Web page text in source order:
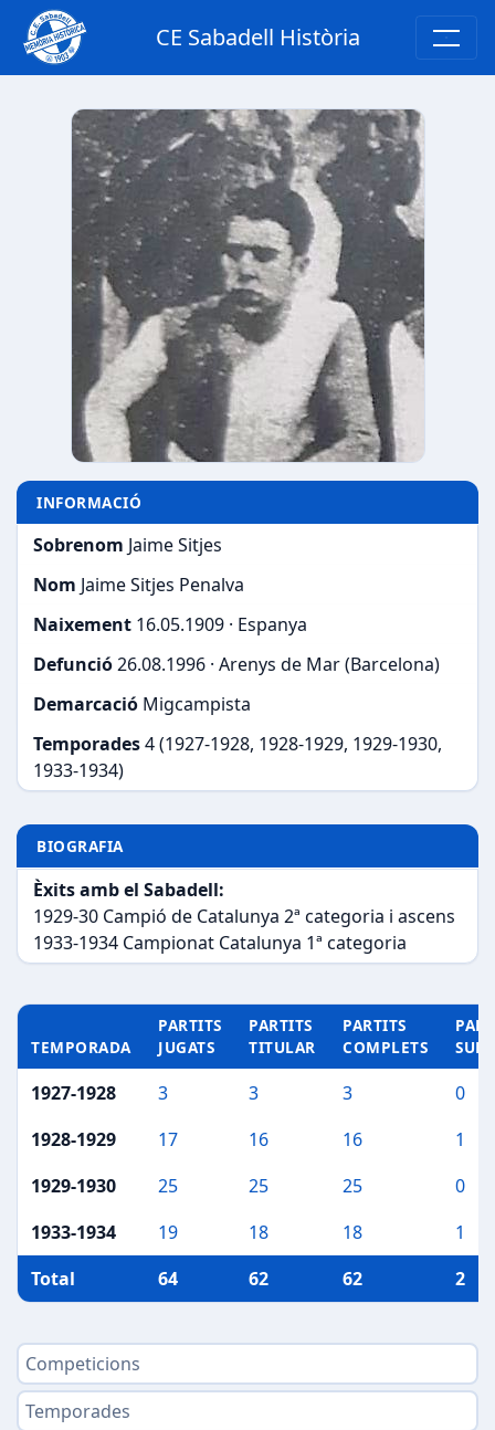
CE Sabadell Història
INFORMACIÓ
Sobrenom Jaime Sitjes
Nom Jaime Sitjes Penalva
Naixement 16.05.1909 · Espanya
Defunció26.08.1996 · Arenys de Mar (Barcelona)
Demarcació Migcampista
Temporades4 (1927-1928, 1928-1929, 1929-1930,
1933-1934)
BIOGRAFIA
Èxits amb el Sabadell:
1929-30 Campió de Catalunya 2ª categoria i ascens
1933-1934 Campionat Catalunya 1ª categoria
TEMPORADA
PARTITS
JUGATS
PARTITS
TITULAR
PARTITS
COMPLETS
1927-1928 3 3 3
0
1928-1929
17 16 16
1
1929-1930
25 25 25
0
1933-1934
19 18 18
1
Total
64 62 62 2